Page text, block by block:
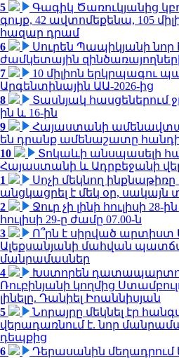
5
Գագիկ Ծառուկյանից
գույք, 42 ավտոմեքենա, 105
հազար դրամ
6
Սուրեն Պապիկյանի նոր
ժամկետային
7
10 միլիոն երկրպագու
Արգենտինային ԱԱ-2026-ից
8
Տասնյակ հասցեներում
ին և 16-ին
9
Հայաստանի
են դրանք ամենաշատը
10
Տոկաևի անսպասելի
Հայաստանի և Ադրբեջանի
1
Սոչի մեկնող
անցկացրել է մեկ օր, սակայն
2
Ջուր չի լինի հուլիսի 28-
հուլիսի 29-ը ժամը 07.00-ն
3
Ո՞րն է սիրված արտիստ
Ալեքսանյանի մահվան
մանրամասներ
4
Խստորեն
Ռուբինյանի կողմից
լինելը. Դանիել Իոաննիսյան
5
Նորայրը մեկնել էր
վերադառնում է. նոր
դեպքից
6
Դերասանին մեղադրում